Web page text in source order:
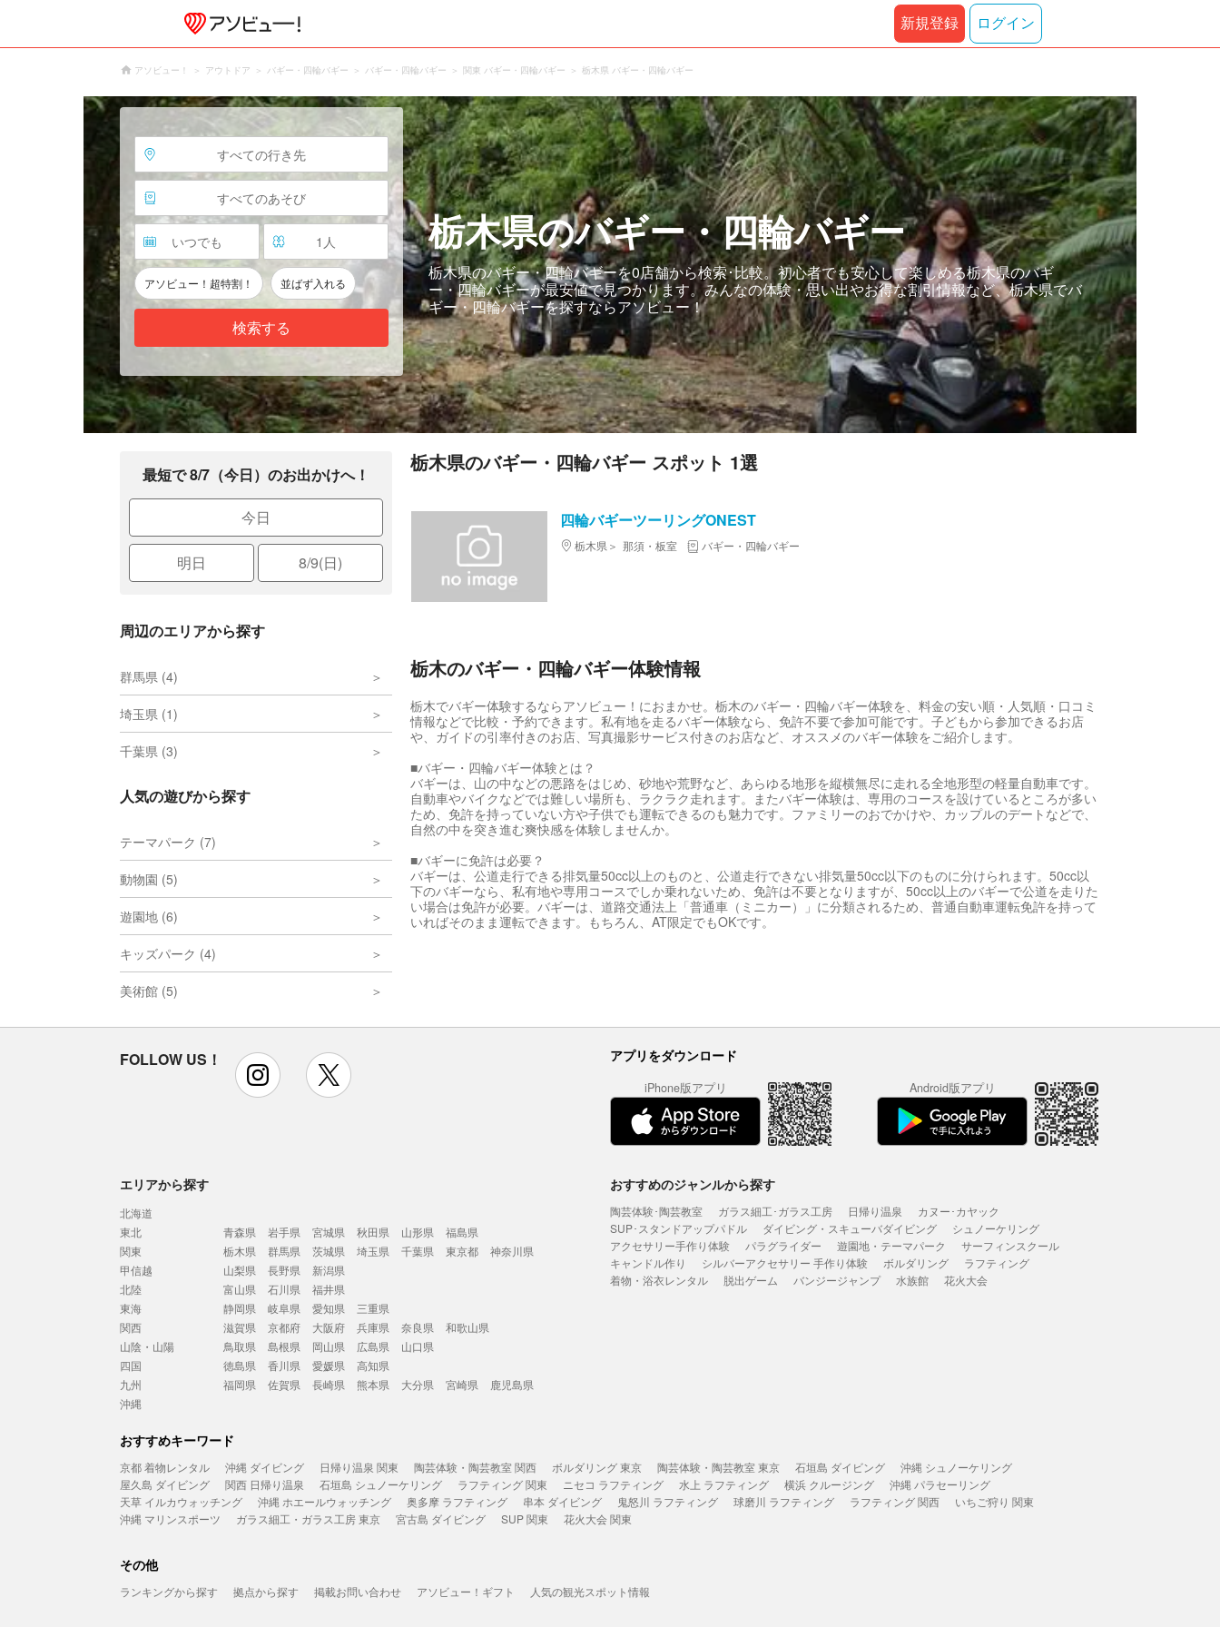
新規登録 ログイン
アソビュー！ アウトドア バギー・四輪バギー バギー・四輪バギー 関東 バギー・四輪バギー 栃木県 バギー・四輪バギー
すべての行き先
すべてのあそび
いつでも 1 人
アソビュー！超特割！ 並ばず入れる
検索する
栃木県のバギー・四輪バギー
栃木県のバギー・四輪バギーを0店舗から検索･比較。初心者でも安心して楽しめる栃木県のバギ
ー・四輪バギーが最安値で見つかります。みんなの体験・思い出やお得な割引情報など、栃木県でバ
ギー・四輪バギーを探すならアソビュー！
最短で 8/7（今日）のお出かけへ！
今日
明日 8/9(日)
周辺のエリアから探す
群馬県 (4)
埼玉県 (1)
千葉県 (3)
人気の遊びから探す
テーマパーク (7)
動物園 (5)
遊園地 (6)
キッズパーク (4)
美術館 (5)
栃木県のバギー・四輪バギー スポット 1選
四輪バギーツーリングONEST
栃木県 那須・板室 バギー・四輪バギー
栃木のバギー・四輪バギー体験情報
栃木でバギー体験するならアソビュー！におまかせ。栃木のバギー・四輪バギー体験を、料金の安い順・人気順・口コミ
情報などで比較・予約できます。私有地を走るバギー体験なら、免許不要で参加可能です。子どもから参加できるお店
や、ガイドの引率付きのお店、写真撮影サービス付きのお店など、オススメのバギー体験をご紹介します。
■バギー・四輪バギー体験とは？
バギーは、山の中などの悪路をはじめ、砂地や荒野など、あらゆる地形を縦横無尽に走れる全地形型の軽量自動車です。
自動車やバイクなどでは難しい場所も、ラクラク走れます。またバギー体験は、専用のコースを設けているところが多い
ため、免許を持っていない方や子供でも運転できるのも魅力です。ファミリーのおでかけや、カップルのデートなどで、
自然の中を突き進む爽快感を体験しませんか。
■バギーに免許は必要？
バギーは、公道走行できる排気量50cc以上のものと、公道走行できない排気量50cc以下のものに分けられます。50cc以
下のバギーなら、私有地や専用コースでしか乗れないため、免許は不要となりますが、50cc以上のバギーで公道を走りた
い場合は免許が必要。バギーは、道路交通法上「普通車（ミニカー）」に分類されるため、普通自動車運転免許を持って
いればそのまま運転できます。もちろん、AT限定でもOKです。
FOLLOW US！ instagram アプリをダウンロード
iPhone版アプリ Android版アプリ
エリアから探す
北海道
東北
青森県 岩手県 宮城県 秋田県 山形県
福島県
関東
栃木県 群馬県 茨城県 埼玉県 千葉県 東京都
神奈川県
甲信越
山梨県 長野県
新潟県
北陸
富山県 石川県
福井県
東海
静岡県 岐阜県 愛知県
三重県
関西
滋賀県 京都府 大阪府 兵庫県 奈良県
和歌山県
山陰・山陽
鳥取県 島根県 岡山県 広島県
山口県
四国
徳島県 香川県 愛媛県
高知県
九州
福岡県 佐賀県 長崎県 熊本県 大分県 宮崎県
鹿児島県
沖縄
おすすめのジャンルから探す
陶芸体験･陶芸教室 ガラス細工･ガラス工房 日帰り温泉
カヌー･カヤック
SUP･スタンドアップパドル
ダイビング・スキューバダイビング
シュノーケリング
アクセサリー手作り体験
パラグライダー 遊園地・テーマパーク
サーフィンスクール
キャンドル作り
シルバーアクセサリー 手作り体験 ボルダリング
ラフティング
着物・浴衣レンタル
脱出ゲーム バンジージャンプ 水族館 花火大会
おすすめキーワード
京都 着物レンタル 沖縄 ダイビング 日帰り温泉 関東 陶芸体験・陶芸教室 関西 ボルダリング 東京 陶芸体験・陶芸教室 東京 石垣島 ダイビング
沖縄 シュノーケリング
屋久島 ダイビング
関西 日帰り温泉 石垣島 シュノーケリング ラフティング 関東 ニセコ ラフティング 水上 ラフティング 横浜 クルージング
沖縄 パラセーリング
天草 イルカウォッチング
沖縄 ホエールウォッチング 奥多摩 ラフティング 串本 ダイビング 鬼怒川 ラフティング 球磨川 ラフティング ラフティング 関西
いちご狩り 関東
沖縄 マリンスポーツ
ガラス細工・ガラス工房 東京 宮古島 ダイビング SUP 関東 花火大会 関東
その他
ランキングから探す 拠点から探す 掲載お問い合わせ アソビュー！ギフト 人気の観光スポット情報